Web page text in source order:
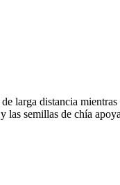
larga distancia
las semillas de chía